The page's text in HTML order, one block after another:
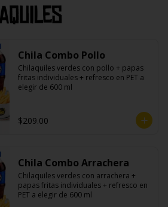
Chila Combo Pollo
Chilaquiles verdes con pollo + papas
fritas individuales + refresco en PET a
elegir de 600 ml
$209.00
Chila Combo Arrachera
Chilaquiles verdes con arrachera +
papas fritas individuales + refresco en
PET a elegir de 600 ml